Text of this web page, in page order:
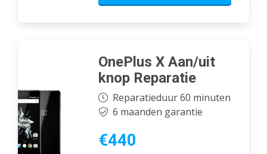
OnePlus X Aan/uit
knop Reparatie
Reparatieduur 60 minuten
6 maanden garantie
€440